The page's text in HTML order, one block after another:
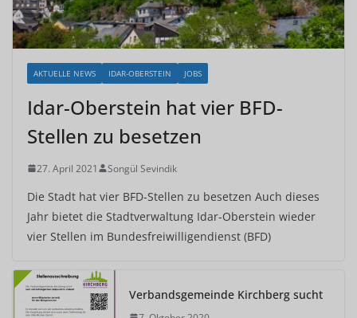
AKTUELLE NEWS IDAR-OBERSTEIN JOBS
Idar-Oberstein hat vier BFD-
Stellen zu besetzen
27. April 2021 Songül Sevindik
Die Stadt hat vier BFD-Stellen zu besetzen Auch dieses
Jahr bietet die Stadtverwaltung Idar-Oberstein wieder
vier Stellen im Bundesfreiwilligendienst (BFD)
Verbandsgemeinde Kirchberg sucht